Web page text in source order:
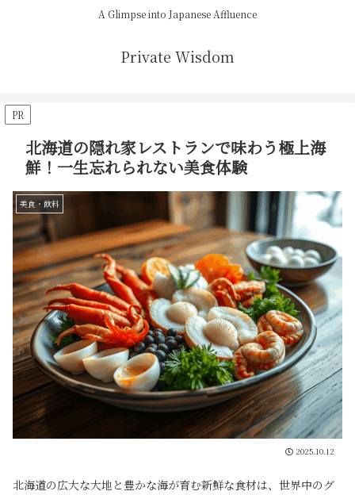
A Glimpse into Japanese Affluence
Private Wisdom
PR
北海道の隠れ家レストランで味わう極上海
鮮！一生忘れられない美食体験
美食・飲料
2025.10.12
北海道の広大な大地と豊かな海が育む新鮮な食材は、世界中のグ